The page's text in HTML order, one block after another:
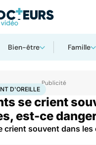
Bien-être Famille
Bourdonnement d'oreille
D'OREILLE
se crient
est-ce
crient souvent dans